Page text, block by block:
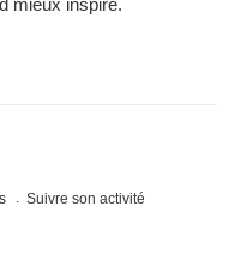
mieux inspiré.
Suivre son activité